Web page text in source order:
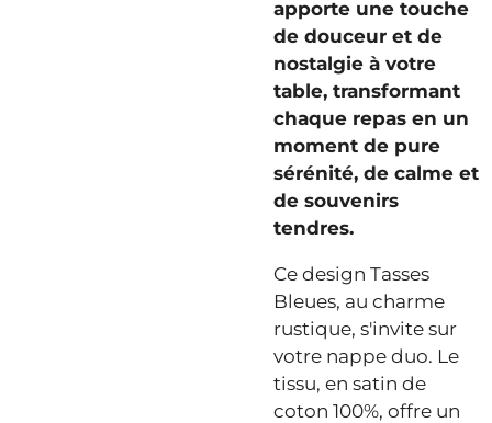
apporte une touche
de douceur et de
nostalgie à votre
table, transformant
chaque repas en un
moment de pure
sérénité, de calme et
de souvenirs
tendres.
Ce design Tasses
Bleues, au charme
rustique, s'invite sur
votre nappe duo. Le
tissu, en satin de
coton 100%, offre un